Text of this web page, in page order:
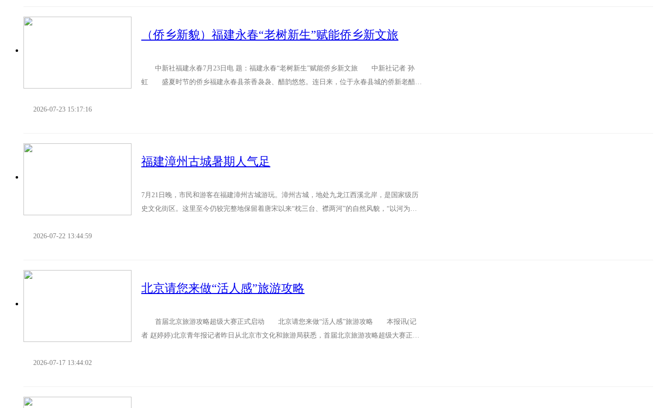
（侨乡新貌）福建永春“老树新生”赋能侨乡新文旅
中新社福建永春7月23日电 题：福建永春“老树新生”赋能侨乡新文旅 中新社记者 孙
虹 盛夏时节的侨乡福建永春县茶香袅袅、醋韵悠悠。连日来，位于永春县城的侨新老醋文
2026-07-23 15:17:16
福建漳州古城暑期人气足
7月21日晚，市民和游客在福建漳州古城游玩。漳州古城，地处九龙江西溪北岸，是国家级历
史文化街区。这里至今仍较完整地保留着唐宋以来“枕三台、襟两河”的自然风貌，“以河为
2026-07-22 13:44:59
北京请您来做“活人感”旅游攻略
首届北京旅游攻略超级大赛正式启动 北京请您来做“活人感”旅游攻略 本报讯(记
者 赵婷婷)北京青年报记者昨日从北京市文化和旅游局获悉，首届北京旅游攻略超级大赛正式
2026-07-17 13:44:02